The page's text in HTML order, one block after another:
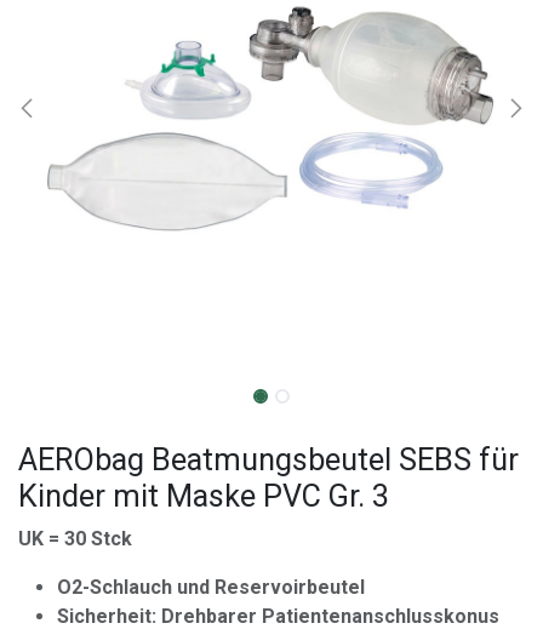
AERObag Beatmungsbeutel SEBS für
Kinder mit Maske PVC Gr. 3
UK = 30 Stck
O2-Schlauch und Reservoirbeutel
Sicherheit: Drehbarer Patientenanschlusskonus